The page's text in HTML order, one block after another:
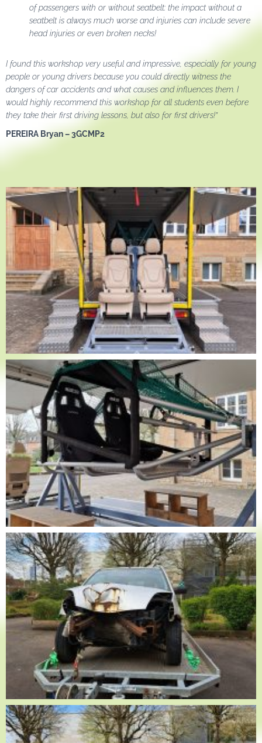
of passengers with or without seatbelt: the impact without a
seatbelt is always much worse and injuries can include severe
head injuries or even broken necks!
I found this workshop very useful and impressive, especially for young
people or young drivers because you could directly witness the
dangers of car accidents and what causes and influences them. I
would highly recommend this workshop for all students even before
they take their first driving lessons, but also for first drivers!”
PEREIRA Bryan – 3GCMP2